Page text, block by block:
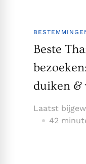
Beste
duiken &
Laatst
42